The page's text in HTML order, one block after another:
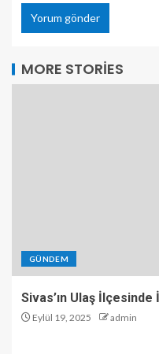
MORE STORIES
GÜNDEM
Sivas’ın Ulaş
Eylül 19, 2025 admin